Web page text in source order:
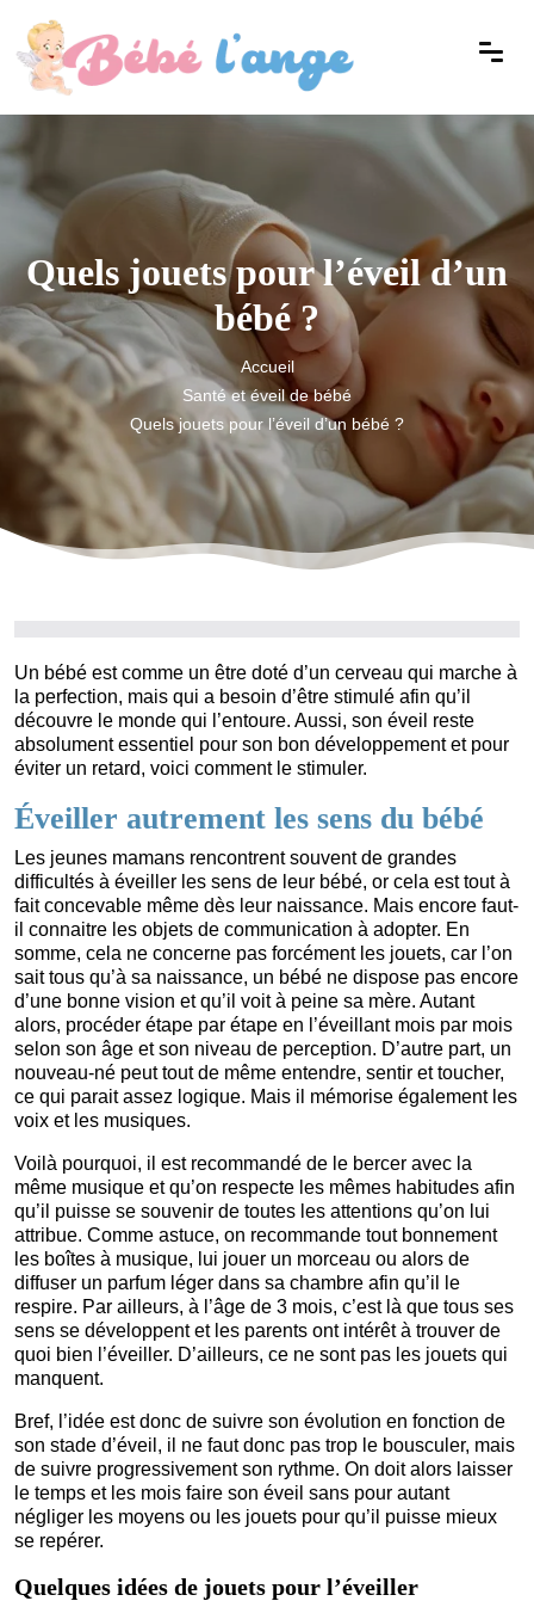
Quels jouets pour l’éveil d’un
bébé ?
Accueil
Santé et éveil de bébé
Quels jouets pour l’éveil d’un bébé ?
Un bébé est comme un être doté d’un cerveau qui marche à
la perfection, mais qui a besoin d’être stimulé afin qu’il
découvre le monde qui l’entoure. Aussi, son éveil reste
absolument essentiel pour son bon développement et pour
éviter un retard, voici comment le stimuler.
Éveiller autrement les sens du bébé
Les jeunes mamans rencontrent souvent de grandes
difficultés à éveiller les sens de leur bébé, or cela est tout à
fait concevable même dès leur naissance. Mais encore faut-
il connaitre les objets de communication à adopter. En
somme, cela ne concerne pas forcément les jouets, car l’on
sait tous qu’à sa naissance, un bébé ne dispose pas encore
d’une bonne vision et qu’il voit à peine sa mère. Autant
alors, procéder étape par étape en l’éveillant mois par mois
selon son âge et son niveau de perception. D’autre part, un
nouveau-né peut tout de même entendre, sentir et toucher,
ce qui parait assez logique. Mais il mémorise également les
voix et les musiques.
Voilà pourquoi, il est recommandé de le bercer avec la
même musique et qu’on respecte les mêmes habitudes afin
qu’il puisse se souvenir de toutes les attentions qu’on lui
attribue. Comme astuce, on recommande tout bonnement
les boîtes à musique, lui jouer un morceau ou alors de
diffuser un parfum léger dans sa chambre afin qu’il le
respire. Par ailleurs, à l’âge de 3 mois, c’est là que tous ses
sens se développent et les parents ont intérêt à trouver de
quoi bien l’éveiller. D’ailleurs, ce ne sont pas les jouets qui
manquent.
Bref, l’idée est donc de suivre son évolution en fonction de
son stade d’éveil, il ne faut donc pas trop le bousculer, mais
de suivre progressivement son rythme. On doit alors laisser
le temps et les mois faire son éveil sans pour autant
négliger les moyens ou les jouets pour qu’il puisse mieux
se repérer.
Quelques idées de jouets pour l’éveiller